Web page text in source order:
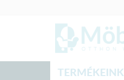
TERMÉKEINK